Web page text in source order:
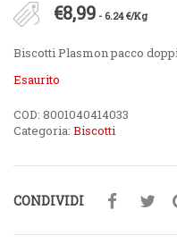
€8,99 - 6.24 €/Kg
Biscotti Plasmon pacco
Esaurito
COD: 8001040414033
Categoria: Biscotti
CONDIVIDI